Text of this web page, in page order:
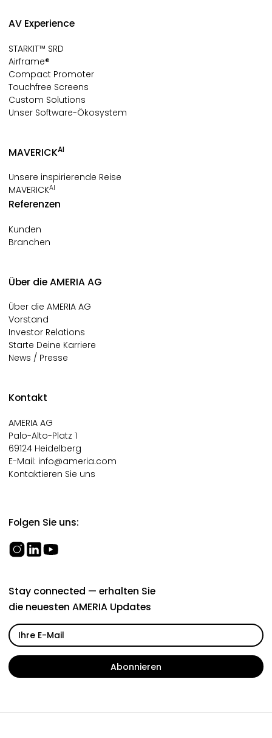
AV Experience
STARKIT™ SRD
Airframe®
Compact Promoter
Touchfree Screens
Custom Solutions
Unser Software-Ökosystem
MAVERICKAI
Unsere inspirierende Reise
MAVERICKAI
Referenzen
Kunden
Branchen
Über die AMERIA AG
Über die AMERIA AG
Vorstand
Investor Relations
Starte Deine Karriere
News / Presse
Kontakt
AMERIA AG
Palo-Alto-Platz 1
69124 Heidelberg
E-Mail: info@ameria.com
Kontaktieren Sie uns
Folgen Sie uns:
Stay connected — erhalten Sie
die neuesten AMERIA Updates